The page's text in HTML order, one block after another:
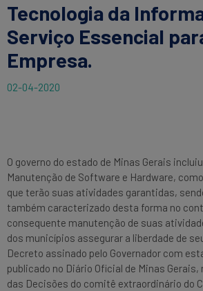
Tecnologia da
Serviço Essencial
Empresa.
02-04-2020
O governo do estado de Minas Gerais
Manutenção de Software e Hardware,
que terão suas atividades garantidas,
também caracterizado desta forma no
consequente manutenção de suas
dos municípios assegurar a liberdade de
Decreto assinado pelo Governador com
publicado no Diário Oficial de Minas Gerais,
das Decisões do comitê extraordinário do